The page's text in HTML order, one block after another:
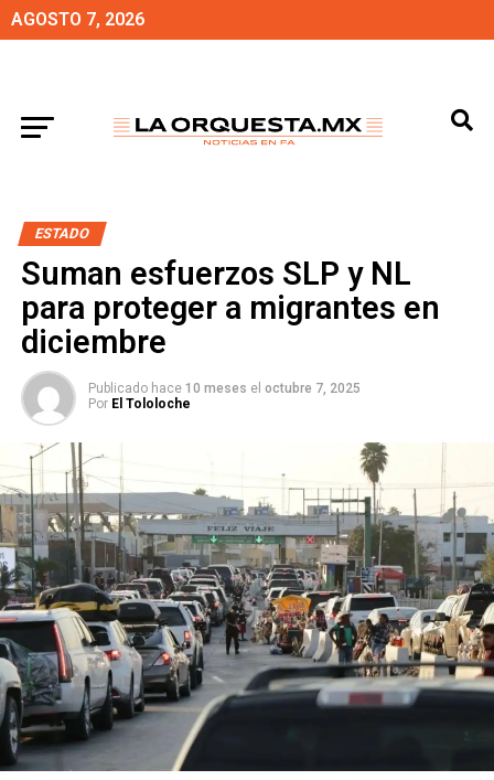
AGOSTO 7, 2026
ESTADO
Suman esfuerzos SLP y NL
para proteger a migrantes en
diciembre
Publicado hace 10 meses el octubre 7, 2025
Por El Tololoche